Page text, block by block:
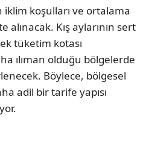
koşulları ve ortalama
Kış aylarının sert
tüketim kotası
ılıman olduğu bölgelerde
Böylece, bölgesel
adil bir tarife yapısı